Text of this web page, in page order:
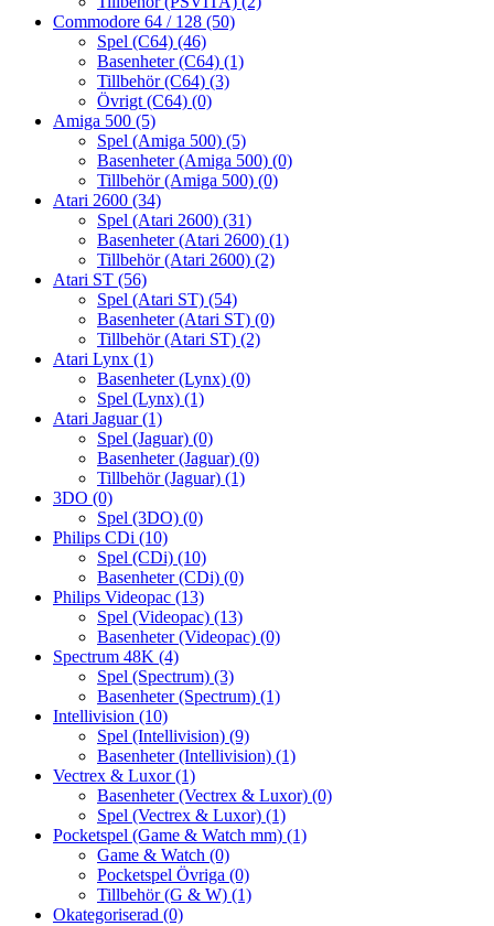
Commodore 64 / 128 (50)
Spel (C64) (46)
Basenheter (C64) (1)
Tillbehör (C64) (3)
Övrigt (C64) (0)
Amiga 500 (5)
Spel (Amiga 500) (5)
Basenheter (Amiga 500) (0)
Tillbehör (Amiga 500) (0)
Atari 2600 (34)
Spel (Atari 2600) (31)
Basenheter (Atari 2600) (1)
Tillbehör (Atari 2600) (2)
Atari ST (56)
Spel (Atari ST) (54)
Basenheter (Atari ST) (0)
Tillbehör (Atari ST) (2)
Atari Lynx (1)
Basenheter (Lynx) (0)
Spel (Lynx) (1)
Atari Jaguar(1)
Spel (Jaguar) (0)
Basenheter (Jaguar) (0)
Tillbehör (Jaguar) (1)
3DO (0)
Spel (3DO) (0)
Philips CDi (10)
Spel (CDi) (10)
Basenheter (CDi) (0)
Philips Videopac (13)
Spel (Videopac) (13)
Basenheter (Videopac) (0)
Spectrum 48K (4)
Spel (Spectrum) (3)
Basenheter (Spectrum) (1)
Intellivision (10)
Spel (Intellivision) (9)
Basenheter (Intellivision) (1)
Vectrex & Luxor(1)
Basenheter (Vectrex & Luxor) (0)
Spel (Vectrex & Luxor) (1)
Pocketspel (Game & Watch mm) (1)
Game & Watch (0)
Pocketspel Övriga (0)
Tillbehör (G & W) (1)
Okategoriserad (0)